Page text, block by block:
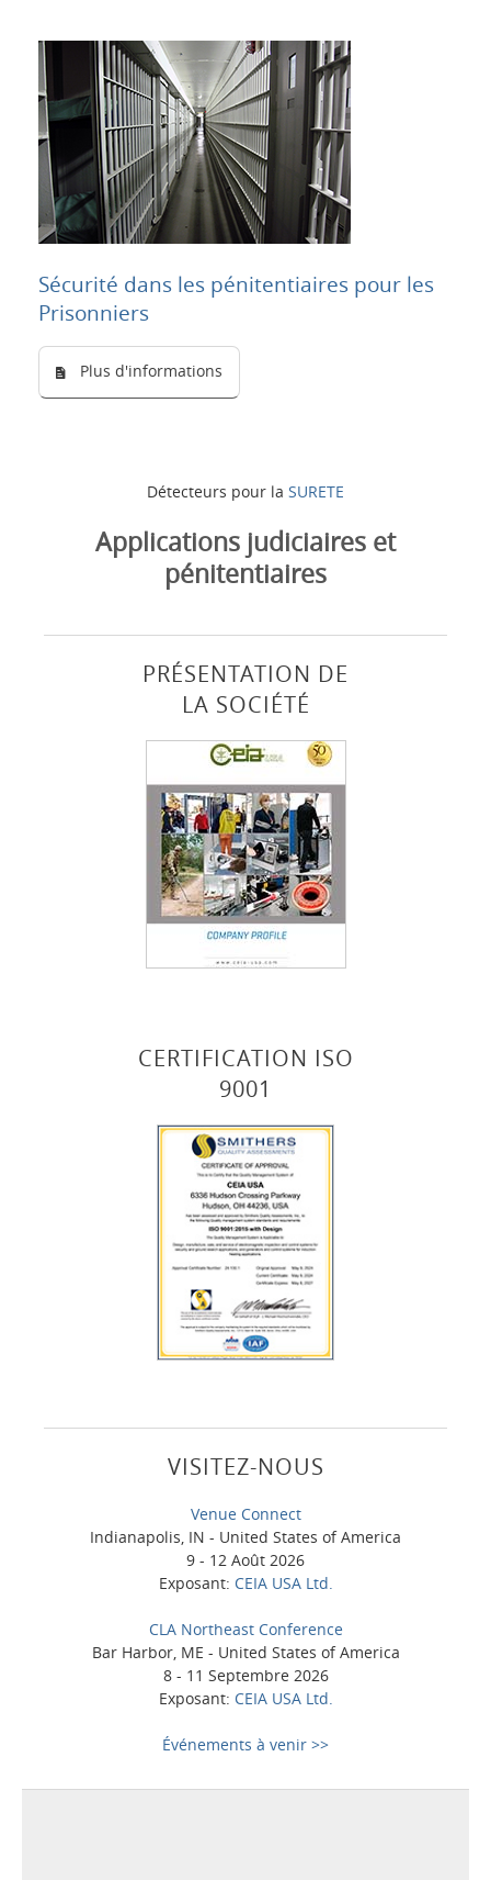
Détecteurs pour la SURETE
Applications judiciaires et
pénitentiaires
PRÉSENTATION DE
LA SOCIÉTÉ
CERTIFICATION ISO
9001
VISITEZ-NOUS
Venue Connect
Indianapolis, IN - United States of America
9 - 12 Août 2026
Exposant: CEIA USA Ltd.
CLA Northeast Conference
Bar Harbor, ME - United States of America
8 - 11 Septembre 2026
Exposant: CEIA USA Ltd.
Événements à venir >>
Sécurité dans les pénitentiaires pour les
Prisonniers
Plus d'informations